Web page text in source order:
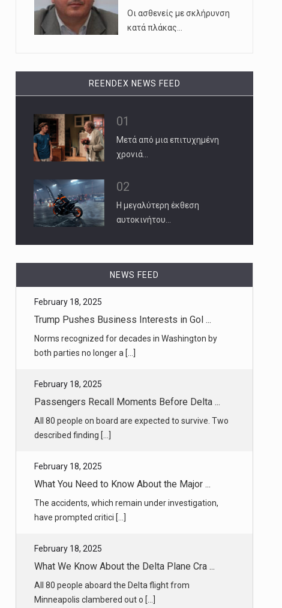
Οι ασθενείς με σκλήρυνση
κατά πλάκας…
REENDEX NEWS FEED
01
Μετά από μια επιτυχημένη
χρονιά…
02
Η μεγαλύτερη έκθεση
αυτοκινήτου…
NEWS FEED
Norms recognized for decades in Washington by
both parties no longer a [...]
Passengers Recall Moments Before Delta ...
described finding [...]
What You Need to Know About the Major ...
have prompted critici [...]
What We Know About the Delta Plane Cra ...
Minneapolis clambered out o [...]
4 Top Officials to Resign Over Adams’s ...